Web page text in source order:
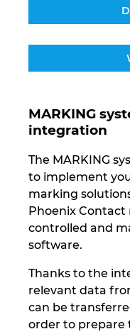
MARKING
integration
The MARKING
to implement
marking
Phoenix Contact
controlled and
software.
Thanks to the
relevant data
can be
order to prepare
United Arab
United States